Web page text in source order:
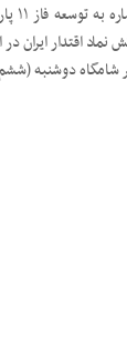
پس از ۲۰ سال کشمکش نماد